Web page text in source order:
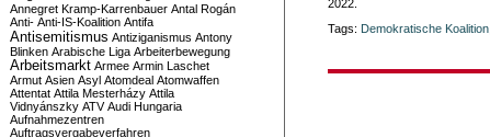
2022.
Tags: Demokratische Koalition
Annegret Kramp-Karrenbauer Antal Rogán
Anti- Anti-IS-Koalition Antifa
Antisemitismus Antiziganismus Antony
Blinken Arabische Liga Arbeiterbewegung
Arbeitsmarkt Armee Armin Laschet
Armut Asien Asyl Atomdeal Atomwaffen
Attentat Attila Mesterházy Attila
Vidnyánszky ATV Audi Hungaria
Aufnahmezentren
Auftragsvergabeverfahren